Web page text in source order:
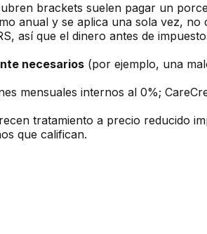
brackets suelen pagar un
anual y se aplica una sola vez, no
así que el dinero antes de
necesarios (por ejemplo, una
mensuales internos al 0%;
tratamiento a precio reducido
que califican.